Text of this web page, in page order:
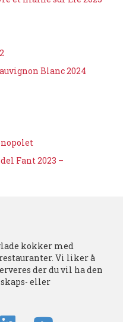
Blanc 2024
Fant 2023 –
kokker med
Vi liker å
der du vil ha den
eller